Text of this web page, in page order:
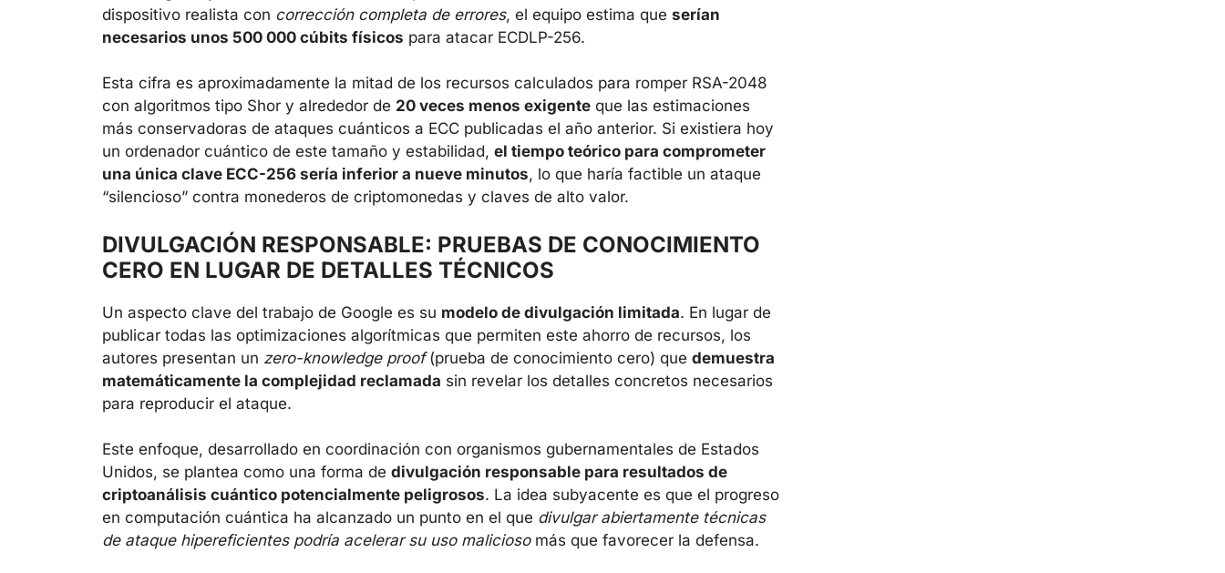
dispositivo realista con corrección completa de errores, el equipo estima que serían
necesarios unos 500 000 cúbits físicos para atacar ECDLP-256.
Esta cifra es aproximadamente la mitad de los recursos calculados para romper RSA-2048
con algoritmos tipo Shor y alrededor de 20 veces menos exigente que las estimaciones
más conservadoras de ataques cuánticos a ECC publicadas el año anterior. Si existiera hoy
un ordenador cuántico de este tamaño y estabilidad, el tiempo teórico para comprometer
una única clave ECC-256 sería inferior a nueve minutos, lo que haría factible un ataque
“silencioso” contra monederos de criptomonedas y claves de alto valor.
DIVULGACIÓN RESPONSABLE: PRUEBAS DE CONOCIMIENTO
CERO EN LUGAR DE DETALLES TÉCNICOS
Un aspecto clave del trabajo de Google es su modelo de divulgación limitada. En lugar de
publicar todas las optimizaciones algorítmicas que permiten este ahorro de recursos, los
autores presentan un zero-knowledge proof(prueba de conocimiento cero) que demuestra
matemáticamente la complejidad reclamada sin revelar los detalles concretos necesarios
para reproducir el ataque.
Este enfoque, desarrollado en coordinación con organismos gubernamentales de Estados
Unidos, se plantea como una forma de divulgación responsable para resultados de
criptoanálisis cuántico potencialmente peligrosos. La idea subyacente es que el progreso
en computación cuántica ha alcanzado un punto en el que divulgar abiertamente técnicas
de ataque hipereficientes podría acelerar su uso maliciosomás que favorecer la defensa.